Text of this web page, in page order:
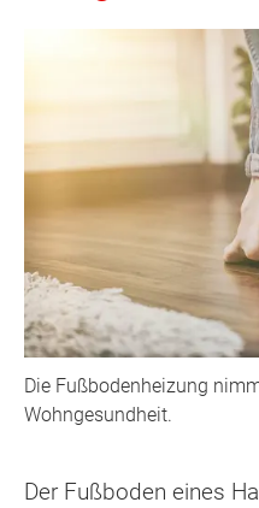
Die Fußbodenheizung
Wohngesundheit.
Der Fußboden eines